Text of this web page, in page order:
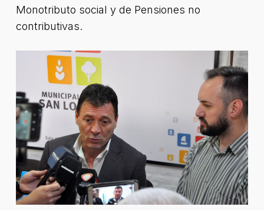
Monotributo social y de Pensiones no
contributivas.